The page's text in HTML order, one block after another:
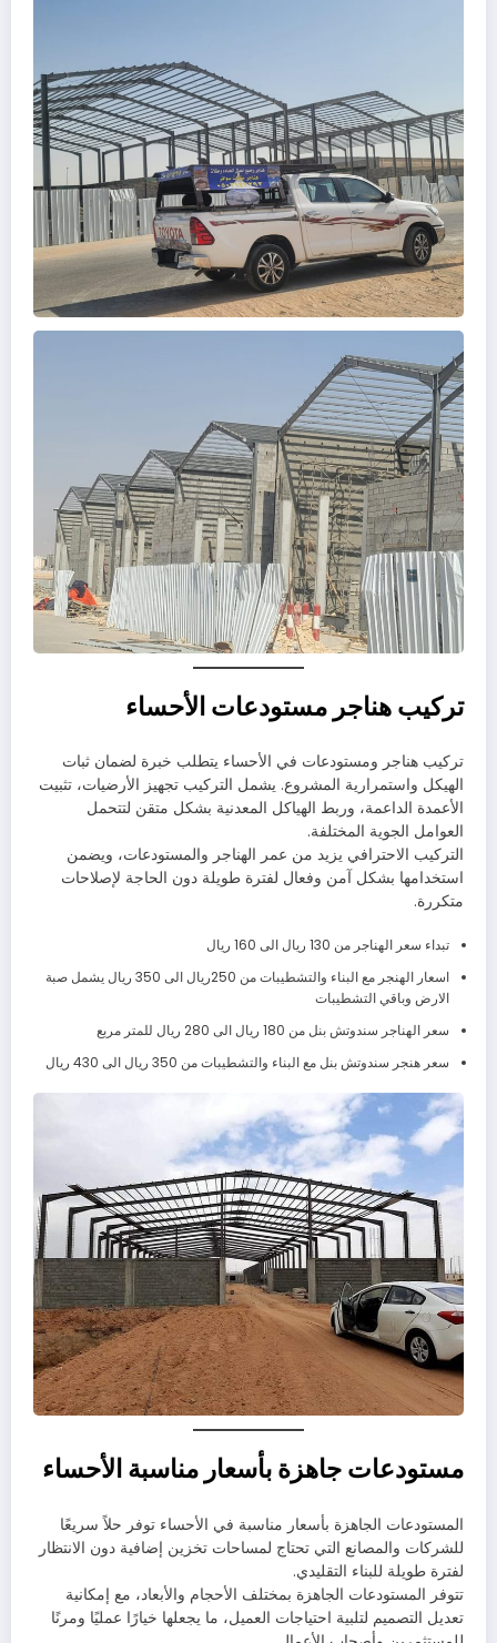
تركيب هناجر مستودعات الأحساء
تركيب هناجر ومستودعات في الأحساء يتطلب خبرة لضمان ثبات
الهيكل واستمرارية المشروع. يشمل التركيب تجهيز الأرضيات، تثبيت
الأعمدة الداعمة، وربط الهياكل المعدنية بشكل متقن لتتحمل
العوامل الجوية المختلفة.
التركيب الاحترافي يزيد من عمر الهناجر والمستودعات، ويضمن
استخدامها بشكل آمن وفعال لفترة طويلة دون الحاجة لإصلاحات
متكررة.
تبداء سعر الهناجر من 130 ريال الى 160 ريال
اسعار الهنجر مع البناء والتشطيبات من 250ريال الى 350 ريال يشمل صبة
الارض وباقي التشطيبات
سعر الهناجر سندوتش بنل من 180 ريال الى 280 ريال للمتر مربع
سعر هنجر سندوتش بنل مع البناء والتشطيبات من 350 ريال الى 430 ريال
مستودعات جاهزة بأسعار مناسبة الأحساء
المستودعات الجاهزة بأسعار مناسبة في الأحساء توفر حلاً سريعًا
للشركات والمصانع التي تحتاج لمساحات تخزين إضافية دون الانتظار
لفترة طويلة للبناء التقليدي.
تتوفر المستودعات الجاهزة بمختلف الأحجام والأبعاد، مع إمكانية
تعديل التصميم لتلبية احتياجات العميل، ما يجعلها خيارًا عمليًا ومرنًا